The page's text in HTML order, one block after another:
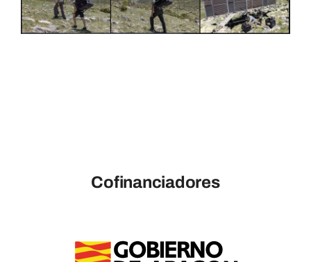
Cofinanciadores